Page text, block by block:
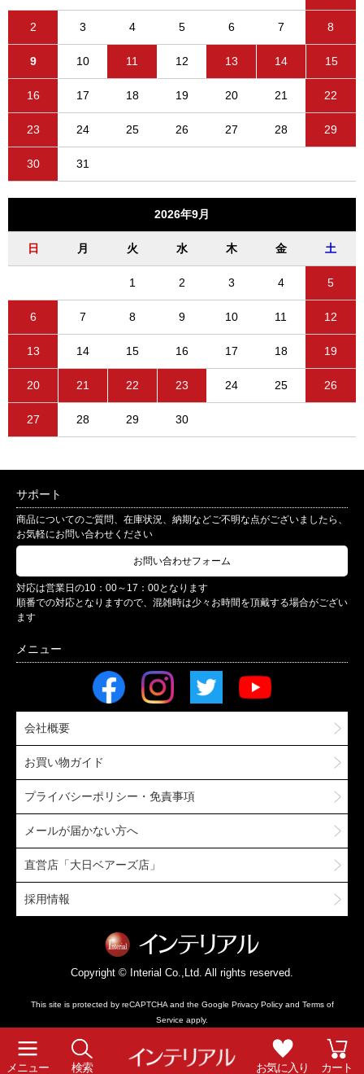
メニュー 検索 お気に入り カート
2 3 4 5 6 7 8
9 10 11 12 13 14 15
16 17 18 19 20 21 22
23 24 25 26 27 28 29
30 31
2026年9月
日 月 火 水 木 金 土
1 2 3 4 5
6 7 8 9 10 11 12
13 14 15 16 17 18 19
20 21 22 23 24 25 26
27 28 29 30
サポート
商品についてのご質問、在庫状況、納期などご不明な点がございましたら、
お気軽にお問い合わせください
お問い合わせフォーム
対応は営業日の10：00～17：00となります
順番での対応となりますので、混雑時は少々お時間を頂戴する場合がござい
ます
会社概要
お買い物ガイド
プライバシーポリシー・免責事項
メールが届かない方へ
直営店「大日ベアーズ店」
採用情報
Copyright © Interial Co.,Ltd. All rights reserved.
This site is protected by reCAPTCHA and the Google Privacy Policyand Terms of
Service apply.